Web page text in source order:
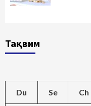
Тақвим
Du Se Ch